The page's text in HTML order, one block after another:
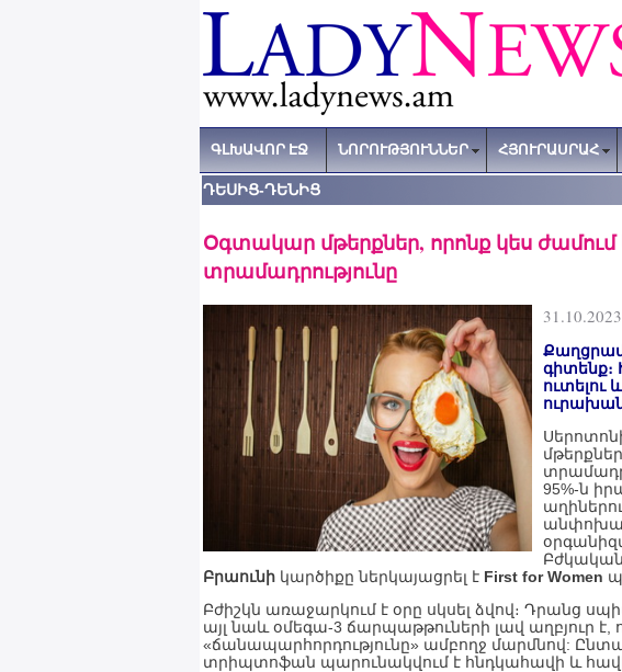
ԳԼԽԱՎՈՐ ԷՋ ՆՈՐՈՒԹՅՈՒՆՆԵՐ ՀՅՈՒՐԱՍՐԱՀ
ԴԵՍԻՑ-ԴԵՆԻՑ
Օգտակար մթերքներ, որոնք կես
տրամադրությունը
31.10.2023
գիտենք։
ուտելու
95%-ն
Բժկական
Բրաունի կարծիքը ներկայացրել է First for Women
Բժիշկն առաջարկում է օրը սկսել ձվով։ Դրանց
այլ նաև օմեգա-3 ճարպաթթուների լավ աղբյուր է,
«ճանապարհորդությունը» ամբողջ մարմնով:
տրիպտոֆան պարունակվում է հնդկահավի և